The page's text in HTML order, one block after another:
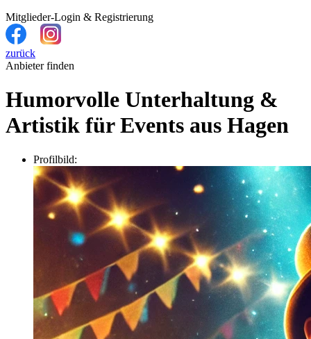
Mitglieder-Login & Registrierung
zurück
Anbieter finden
Humorvolle Unterhaltung &
Artistik für Events aus Hagen
Profilbild: